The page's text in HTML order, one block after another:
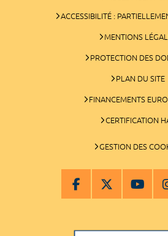
ACCESSIBILITÉ :
MENTIONS
PROTECTION DES
PLAN DU SITE
FINANCEMENTS
CERTIFICATION
GESTION DES